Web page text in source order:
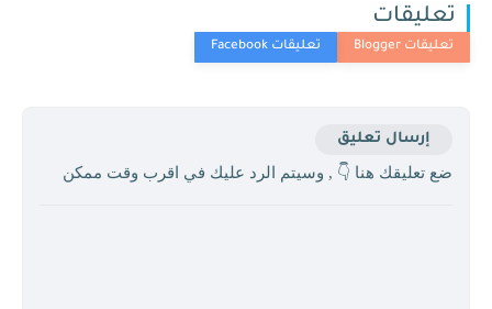
تعليقات
إرسال تعليق
ضع تعليقك هنا 👇 , وسيتم الرد عليك في اقرب وقت ممكن